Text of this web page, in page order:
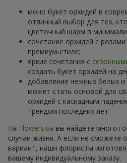
моно букет орхидей в
отличный выбор для тех,
цветочный шарм в
сочетание орхидей с
премиум-стиле;
яркие сочетания с
создать букет орхидей на
добавление нежных белых и
может стать основой для
орхидей с каскадным
трендом последних лет.
На Flowers.ua вы найдете много
случаи жизни. А если не сможете
вариант, наши флористы
вашему индивидуальному заказу.